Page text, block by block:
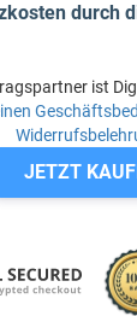
durch
ist
JETZT